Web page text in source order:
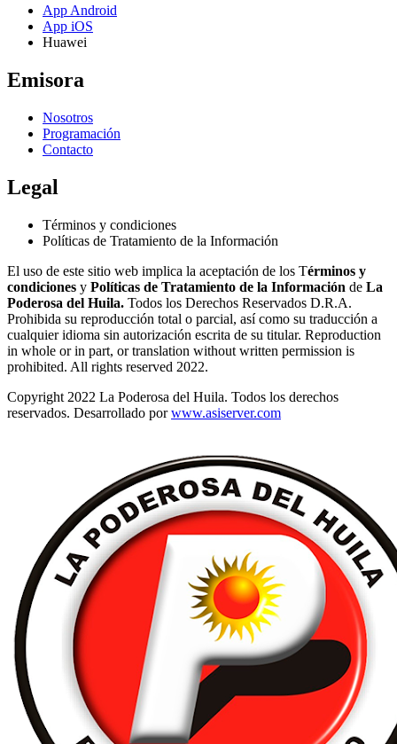
App Android
App iOS
Huawei
Emisora
Nosotros
Programación
Contacto
Legal
Términos y condiciones
Políticas de Tratamiento de la Información
El uso de este sitio web implica la aceptación de los Términos y
condiciones y Políticas de Tratamiento de la Información de La
Poderosa del Huila. Todos los Derechos Reservados D.R.A.
Prohibida su reproducción total o parcial, así como su traducción a
cualquier idioma sin autorización escrita de su titular. Reproduction
in whole or in part, or translation without written permission is
prohibited. All rights reserved 2022.
Copyright 2022 La Poderosa del Huila. Todos los derechos
reservados. Desarrollado porwww.asiserver.com